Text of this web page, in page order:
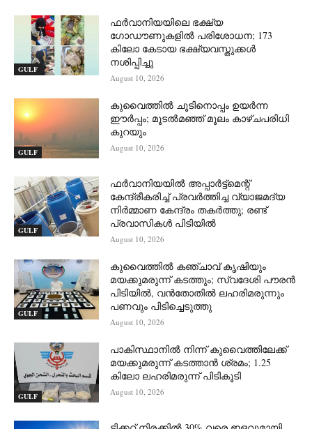
GULF
ഫർവാനിയയിലെ ഭക്ഷ്യ
ഗോഡൗണുകളിൽ പരിശോധന; 173
കിലോ കേടായ ഭക്ഷ്യവസ്തുക്കൾ
നശിപ്പിച്ചു
August 10, 2026
GULF
കുവൈത്തിൽ ചൂടിനൊപ്പം ഉയർന്ന
ഈർപ്പം; മൂടൽമഞ്ഞ് മൂലം കാഴ്ചപരിധി
കുറയും
August 10, 2026
GULF
ഫർവാനിയയിൽ അപ്പാർട്ട്മെന്റ്
കേന്ദ്രീകരിച്ച് പ്രവർത്തിച്ച വ്യാജമദ്യ
നിർമ്മാണ കേന്ദ്രം തകർത്തു; രണ്ട്
പ്രവാസികൾ പിടിയിൽ
August 10, 2026
GULF
കുവൈത്തിൽ കഞ്ചാവ് കൃഷിയും
മയക്കുമരുന്ന് കടത്തും; സ്വദേശി പൗരൻ
പിടിയിൽ, വൻതോതിൽ ലഹരിമരുന്നും
പണവും പിടിച്ചെടുത്തു
August 10, 2026
GULF
പാകിസ്ഥാനിൽ നിന്ന് കുവൈത്തിലേക്ക്
മയക്കുമരുന്ന് കടത്താൻ ശ്രമം; 1.25
കിലോ ലഹരിമരുന്ന് പിടികൂടി
August 10, 2026